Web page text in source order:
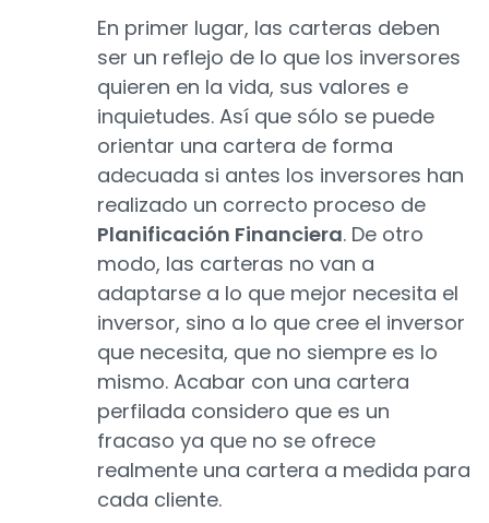
En primer lugar, las carteras deben
ser un reflejo de lo que los inversores
quieren en la vida, sus valores e
inquietudes. Así que sólo se puede
orientar una cartera de forma
adecuada si antes los inversores han
realizado un correcto proceso de
Planificación Financiera. De otro
modo, las carteras no van a
adaptarse a lo que mejor necesita el
inversor, sino a lo que cree el inversor
que necesita, que no siempre es lo
mismo. Acabar con una cartera
perfilada considero que es un
fracaso ya que no se ofrece
realmente una cartera a medida para
cada cliente.